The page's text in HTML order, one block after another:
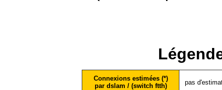
Connexions estimées (*)
par dslam / (switch ftth)
pas